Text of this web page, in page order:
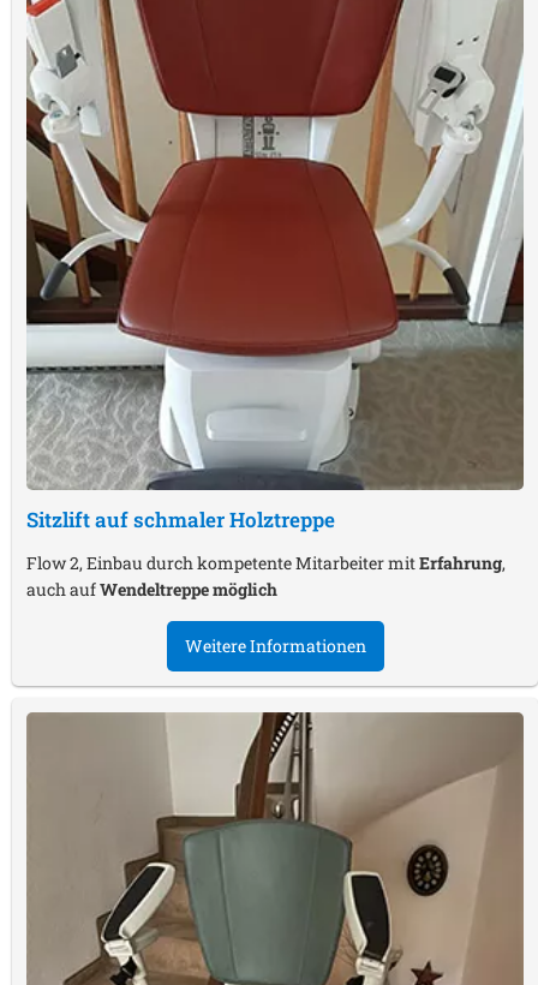
Sitzlift auf schmaler Holztreppe
Flow 2, Einbau durch kompetente Mitarbeiter mitErfahrung,
auch aufWendeltreppe möglich
Weitere Informationen